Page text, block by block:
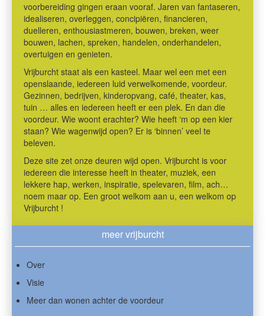
voorbereiding gingen eraan vooraf. Jaren van fantaseren,
idealiseren, overleggen, concipiëren, financieren,
duelleren, enthousiastmeren, bouwen, breken, weer
bouwen, lachen, spreken, handelen, onderhandelen,
overtuigen en genieten.
Vrijburcht staat als een kasteel. Maar wel een met een
openslaande, iedereen luid verwelkomende, voordeur.
Gezinnen, bedrijven, kinderopvang, café, theater, kas,
tuin … alles en iedereen heeft er een plek. En dan die
voordeur. Wie woont erachter? Wie heeft ‘m op een kier
staan? Wie wagenwijd open? Er is ‘binnen’ veel te
beleven.
Deze site zet onze deuren wijd open. Vrijburcht is voor
iedereen die interesse heeft in theater, muziek, een
lekkere hap, werken, inspiratie, spelevaren, film, ach…
noem maar op. Een groot welkom aan u, een welkom op
Vrijburcht !
meer vrijburcht
Over
Visie
Meer dan wonen achter de voordeur